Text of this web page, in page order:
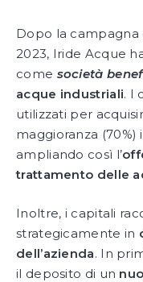
Dopo la
2023, Iride Acque
come società
acque industriali. I
utilizzati per
maggioranza (70%)
ampliando così l’
trattamento delle
Inoltre, i capitali
strategicamente in
dell’azienda. In
il deposito di un